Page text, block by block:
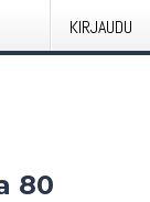
KIRJAUDU
80